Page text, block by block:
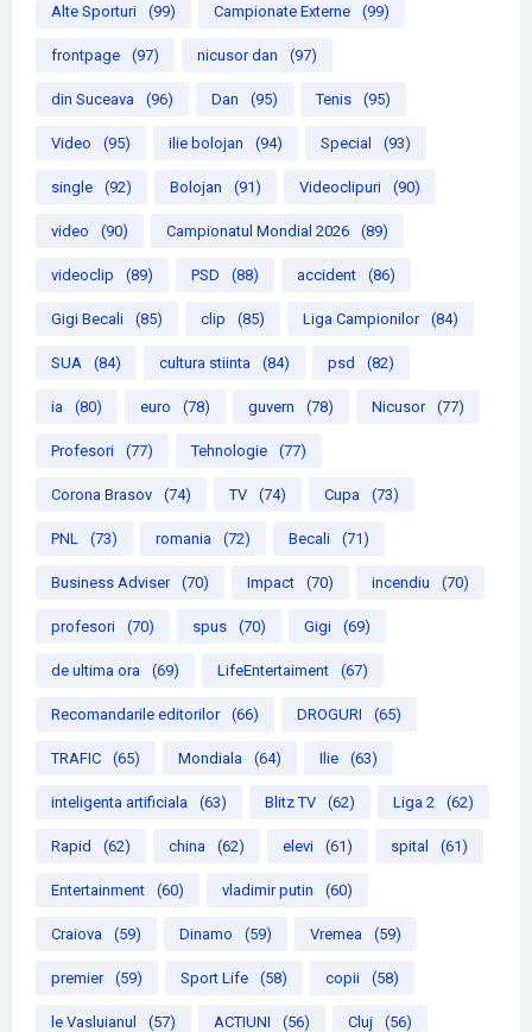
Alte Sporturi (99) Campionate Externe (99)
frontpage (97) nicusor dan (97)
din Suceava (96) Dan (95) Tenis (95)
Video (95) ilie bolojan (94) Special (93)
single (92) Bolojan (91) Videoclipuri (90)
video (90) Campionatul Mondial 2026 (89)
videoclip (89) PSD (88) accident (86)
Gigi Becali (85) clip (85) Liga Campionilor (84)
SUA (84) cultura stiinta (84) psd (82)
ia (80) euro (78) guvern (78) Nicusor (77)
Profesori (77) Tehnologie (77)
Corona Brasov (74) TV (74) Cupa (73)
PNL (73) romania (72) Becali (71)
Business Adviser (70) Impact (70) incendiu (70)
profesori (70) spus (70) Gigi (69)
de ultima ora (69) LifeEntertaiment (67)
Recomandarile editorilor (66) DROGURI (65)
TRAFIC (65) Mondiala (64) Ilie (63)
inteligenta artificiala (63) Blitz TV (62) Liga 2 (62)
Rapid (62) china (62) elevi (61) spital (61)
Entertainment (60) vladimir putin (60)
Craiova (59) Dinamo (59) Vremea (59)
premier (59) Sport Life (58) copii (58)
le Vasluianul (57) ACTIUNI (56) Cluj (56)